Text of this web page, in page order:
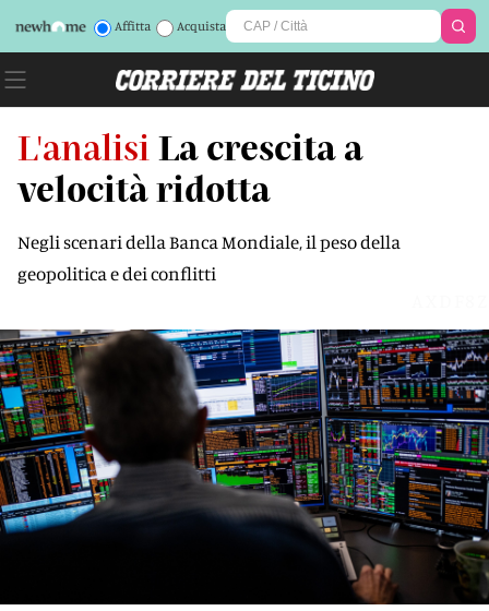
Affitta Acquista
L'analisi La crescita a
velocità ridotta
Negli scenari della Banca Mondiale, il peso della
geopolitica e dei conflitti